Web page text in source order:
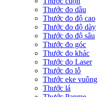
Thước đo dầu
Thước đo độ cao
Thước đo độ dày
Thước đo độ sâu
Thước đo góc
Thước đo khác
Thước đo Laser
Thước đo lỗ
Thước eke vuông
Thước lá